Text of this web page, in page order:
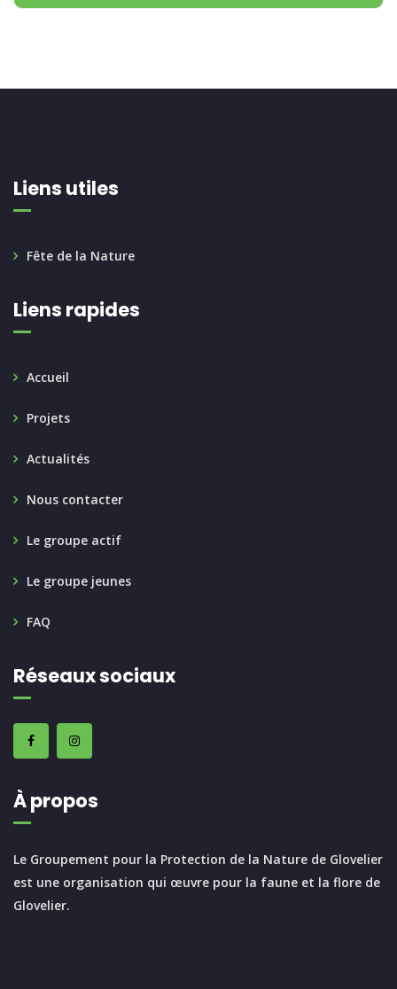
Liens utiles
Fête de la Nature
Liens rapides
Accueil
Projets
Actualités
Nous contacter
Le groupe actif
Le groupe jeunes
FAQ
Réseaux sociaux
À propos
Le Groupement pour la Protection de la Nature de Glovelier
est une organisation qui œuvre pour la faune et la flore de
Glovelier.